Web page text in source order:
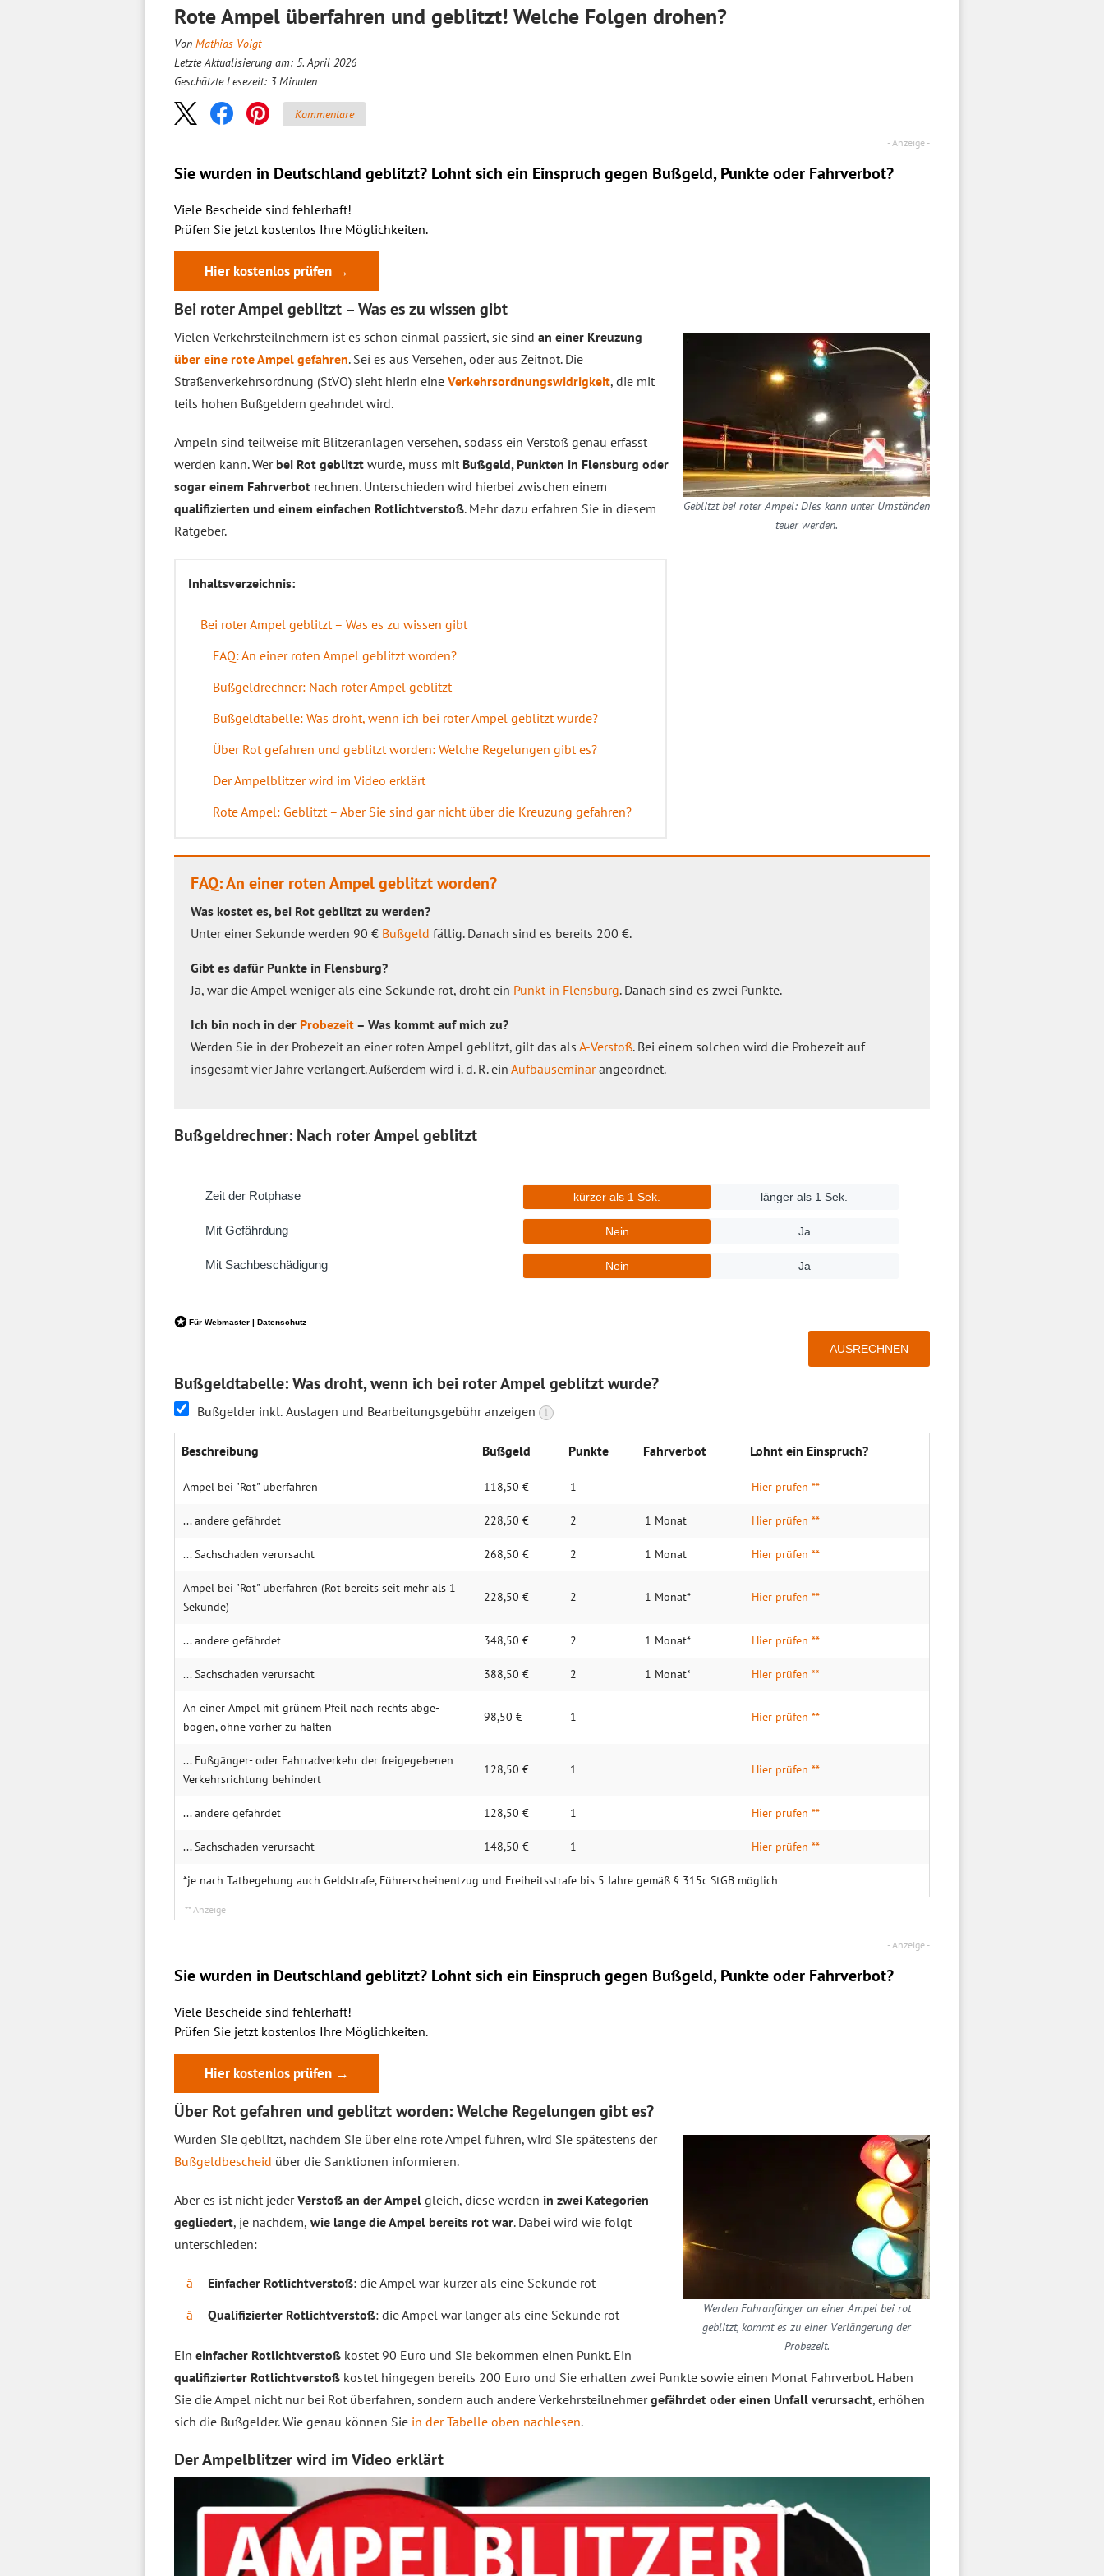
Rote Ampel überfahren und geblitzt! Welche Folgen drohen?
Von Mathias Voigt
Letzte Aktualisierung am: 5. April 2026
Geschätzte Lesezeit: 3 Minuten
Kommentare
Sie wurden in Deutschland geblitzt? Lohnt sich ein Einspruch gegen Bußgeld, Punkte oder Fahrverbot?
Viele Bescheide sind fehlerhaft!
Prüfen Sie jetzt kostenlos Ihre Möglichkeiten.
Hier kostenlos prüfen →
Bei roter Ampel geblitzt – Was es zu wissen gibt
Geblitzt bei roter Ampel: Dies kann unter Umständen
teuer werden.
Vielen Verkehrsteilnehmern ist es schon einmal passiert, sie sind an einer Kreuzung
über eine rote Ampel gefahren. Sei es aus Versehen, oder aus Zeitnot. Die
Straßenverkehrsordnung (StVO) sieht hierin eine Verkehrsordnungswidrigkeit, die mit
teils hohen Bußgeldern geahndet wird.
Ampeln sind teilweise mit Blitzeranlagen versehen, sodass ein Verstoß genau erfasst
werden kann. Wer bei Rot geblitzt wurde, muss mit Bußgeld, Punkten in Flensburg oder
sogar einem Fahrverbot rechnen. Unterschieden wird hierbei zwischen einem
qualifizierten und einem einfachen Rotlichtverstoß. Mehr dazu erfahren Sie in diesem
Ratgeber.
Inhaltsverzeichnis:
Bei roter Ampel geblitzt – Was es zu wissen gibt
FAQ: An einer roten Ampel geblitzt worden?
Bußgeldrechner: Nach roter Ampel geblitzt
Bußgeldtabelle: Was droht, wenn ich bei roter Ampel geblitzt wurde?
Über Rot gefahren und geblitzt worden: Welche Regelungen gibt es?
Der Ampelblitzer wird im Video erklärt
Rote Ampel: Geblitzt – Aber Sie sind gar nicht über die Kreuzung gefahren?
FAQ: An einer roten Ampel geblitzt worden?
Was kostet es, bei Rot geblitzt zu werden?
Unter einer Sekunde werden 90 € Bußgeld fällig. Danach sind es bereits 200 €.
Gibt es dafür Punkte in Flensburg?
Ja, war die Ampel weniger als eine Sekunde rot, droht ein Punkt in Flensburg. Danach sind es zwei Punkte.
Ich bin noch in der Probezeit – Was kommt auf mich zu?
Werden Sie in der Probezeit an einer roten Ampel geblitzt, gilt das als A-Verstoß. Bei einem solchen wird die Probezeit auf
insgesamt vier Jahre verlängert. Außerdem wird i. d. R. ein Aufbauseminarangeordnet.
Bußgeldrechner: Nach roter Ampel geblitzt
Bußgeldtabelle: Was droht, wenn ich bei roter Ampel geblitzt wurde?
Bußgelder inkl. Auslagen und Bearbeitungsgebühr anzeigen i
Beschrei­bung Buß­geld Punk­te Fahrverbot Lohnt ein Einspruch?
Ampel bei "Rot" über­fahren 118,50 € 1 Hier prüfen **
... andere gefährdet 228,50 € 2 1 Monat Hier prüfen **
... Sachschaden verursacht 268,50 € 2 1 Monat Hier prüfen **
Am­pel bei "Rot" über­fahren (Rot bereits seit mehr als 1
Sek­unde)
228,50 € 2 1 Monat* Hier prüfen **
... andere gefährdet 348,50 € 2 1 Monat* Hier prüfen **
... Sach­schaden verur­sacht 388,50 € 2 1 Monat* Hier prüfen **
An einer Ampel mit grünem Pfeil nach rechts abge­
bogen, ohne vorher zu halten
98,50 € 1 Hier prüfen **
... Fuß­gänger- oder Fahr­rad­ver­kehr der frei­gege­benen
Ver­kehrs­rich­tung behin­dert
128,50 € 1 Hier prüfen **
... andere gefährdet 128,50 € 1 Hier prüfen **
... Sach­schaden verur­sacht 148,50 € 1 Hier prüfen **
*je nach Tatbegehung auch Geldstrafe, Führerscheinentzug und Freiheitsstrafe bis 5 Jahre gemäß § 315c StGB möglich
Sie wurden in Deutschland geblitzt? Lohnt sich ein Einspruch gegen Bußgeld, Punkte oder Fahrverbot?
Viele Bescheide sind fehlerhaft!
Prüfen Sie jetzt kostenlos Ihre Möglichkeiten.
Hier kostenlos prüfen →
Über Rot gefahren und geblitzt worden: Welche Regelungen gibt es?
Werden Fahranfänger an einer Ampel bei rot
geblitzt, kommt es zu einer Verlängerung der
Probezeit.
Wurden Sie geblitzt, nachdem Sie über eine rote Ampel fuhren, wird Sie spätestens der
Bußgeldbescheid über die Sanktionen informieren.
Aber es ist nicht jederVerstoß an der Ampel gleich, diese werden in zwei Kategorien
gegliedert, je nachdem, wie lange die Ampel bereits rot war. Dabei wird wie folgt
unterschieden:
Einfacher Rotlichtverstoß: die Ampel war kürzer als eine Sekunde rot
Qualifizierter Rotlichtverstoß: die Ampel war länger als eine Sekunde rot
Ein einfacher Rotlichtverstoß kostet 90 Euro und Sie bekommen einen Punkt. Ein
qualifizierter Rotlichtverstoß kostet hingegen bereits 200 Euro und Sie erhalten zwei Punkte sowie einen Monat Fahrverbot. Haben
Sie die Ampel nicht nur bei Rot überfahren, sondern auch andere Verkehrsteilnehmergefährdet oder einen Unfall verursacht, erhöhen
sich die Bußgelder. Wie genau können Sie in der Tabelle oben nachlesen.
Der Ampelblitzer wird im Video erklärt